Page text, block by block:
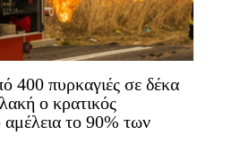
400 πυρκαγιές σε δέκα
ο κρατικός
το 90% των